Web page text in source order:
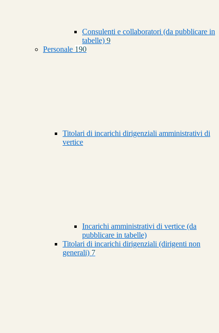
Consulenti e collaboratori (da pubblicare in
tabelle) 9
Personale 190
Titolari di incarichi dirigenziali amministrativi di
vertice
Incarichi amministrativi di vertice (da
pubblicare in tabelle)
Titolari di incarichi dirigenziali (dirigenti non
generali) 7